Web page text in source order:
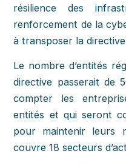
résilience des
renforcement de la
à transposer la
Le nombre d’entités
directive passerait de
compter les
entités et qui seront
pour maintenir leurs
couvre 18 secteurs